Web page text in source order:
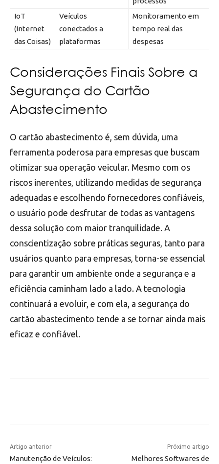
IoT
(Internet
das Coisas)
Veículos
conectados a
plataformas
Monitoramento em
tempo real das
despesas
Considerações Finais Sobre a
Segurança do Cartão
Abastecimento
O cartão abastecimento é, sem dúvida, uma
ferramenta poderosa para empresas que buscam
otimizar sua operação veicular. Mesmo com os
riscos inerentes, utilizando medidas de segurança
adequadas e escolhendo fornecedores confiáveis,
o usuário pode desfrutar de todas as vantagens
dessa solução com maior tranquilidade. A
conscientização sobre práticas seguras, tanto para
usuários quanto para empresas, torna-se essencial
para garantir um ambiente onde a segurança e a
eficiência caminham lado a lado. A tecnologia
continuará a evoluir, e com ela, a segurança do
cartão abastecimento tende a se tornar ainda mais
eficaz e confiável.
Artigo anterior
Manutenção de Veículos:
Próximo artigo
Melhores Softwares de